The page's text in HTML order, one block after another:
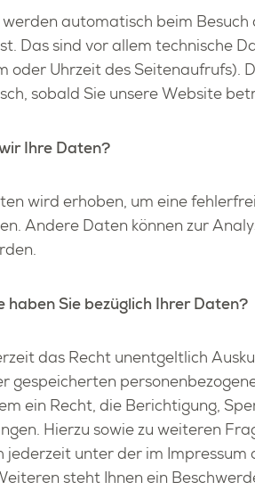
au­to­ma­tisch beim Be­such
Das sind vor allem tech­ni­sche
oder Uhr­zeit des Sei­ten­auf­rufs).
so­bald Sie un­se­re Web­site
Ihre Daten?
wird er­ho­ben, um eine
An­de­re Daten kön­nen zur
haben Sie be­züg­lich Ihrer Daten?
das Recht un­ent­gelt­lich
ge­spei­cher­ten
ein Recht, die Be­rich­ti­gung,
Hier­zu sowie zu wei­te­ren
je­der­zeit unter der im Im­pres­sum
steht Ihnen ein